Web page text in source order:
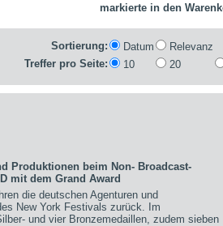
Sortierung: Datum
Relevanz
Treffer pro Seite:
10 20
Produktionen beim Non- Broadcast-
mit dem Grand Award
die deutschen Agenturen und
New York Festivals zurück. Im
und vier Bronzemedaillen, zudem sieben